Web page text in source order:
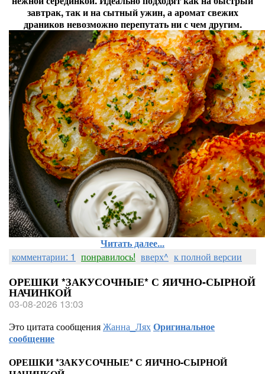
завтрак, так и на сытный ужин, а аромат свежих
драников невозможно перепутать ни с чем другим.
Читать далее...
комментарии: 1 понравилось! вверх^ к полной версии
ОРЕШКИ *ЗАКУСОЧНЫЕ* С ЯИЧНО-СЫРНОЙ
НАЧИНКОЙ
03-08-2026 13:03
Это цитата сообщенияЖанна_ЛяхОригинальное
сообщение
ОРЕШКИ *ЗАКУСОЧНЫЕ* С ЯИЧНО-СЫРНОЙ